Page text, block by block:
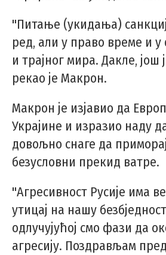
"Питање (укидања)
ред, али у право време и у
и трајног мира. Дакле, још
рекао је Макрон.
Макрон је изјавио да
Украјине и изразио наду
довољно снаге да
безусловни прекид ватре.
"Агресивност Русије има
утицај на нашу
одлучујућој смо фази да
агресију. Поздрављам